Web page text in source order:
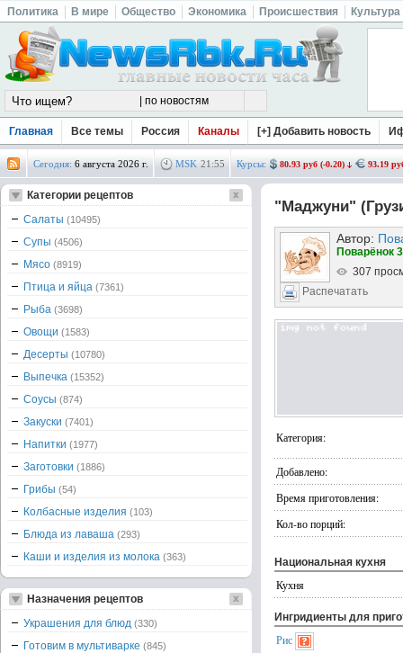
Политика В мире Общество Экономика Происшествия Культура
Главная Все темы Россия Каналы [+] Добавить новость
Сегодня: 6 августа 2026 г. MSK 21 :55 Курсы: 80.93 руб (-0.20) 93.19
"Маджуни"
Автор:
Поварёнок
307
Распечатать
Категория:
Добавлено:
Время приготовления:
Кол-во порций:
Национальная кухня
Кухня
Ингридиенты для
Рис
Категории рецептов
Салаты (10495)
Супы (4506)
Мясо (8919)
Птица и яйца (7361)
Рыба (3698)
Овощи (1583)
Десерты (10780)
Выпечка (15352)
Соусы (874)
Закуски (7401)
Напитки (1977)
Заготовки (1886)
Грибы (54)
Колбасные изделия (103)
Блюда из лаваша (293)
Каши и изделия из молока (363)
Назначения рецептов
Украшения для блюд (330)
Готовим в мультиварке (845)